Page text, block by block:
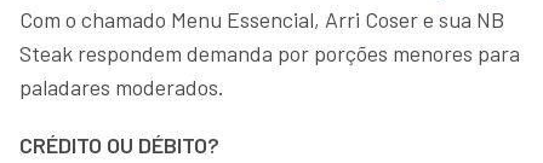
Com o chamado Menu Essencial, Arri Coser e sua NB
Steak respondem demanda por porções menores para
paladares moderados.
CRÉDITO OU DÉBITO?